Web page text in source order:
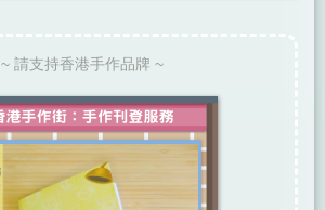
~ 請支持香港手作品牌 ~